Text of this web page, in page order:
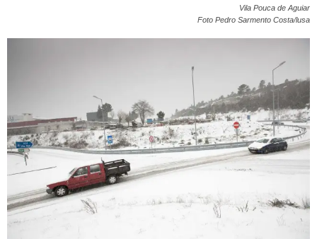
Vila Pouca de Aguiar
Foto Pedro Sarmento Costa/lusa